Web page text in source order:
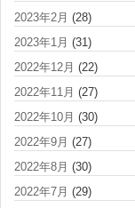
2023年2月 (28)
2023年1月 (31)
2022年12月 (22)
2022年11月 (27)
2022年10月 (30)
2022年9月 (27)
2022年8月 (30)
2022年7月 (29)